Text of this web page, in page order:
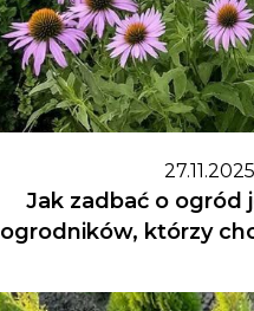
27.11.2025
Jak zadbać o ogród
ogrodników, którzy